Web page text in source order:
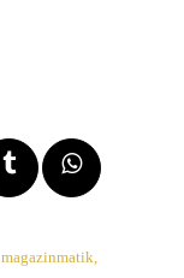
magazinmatik,